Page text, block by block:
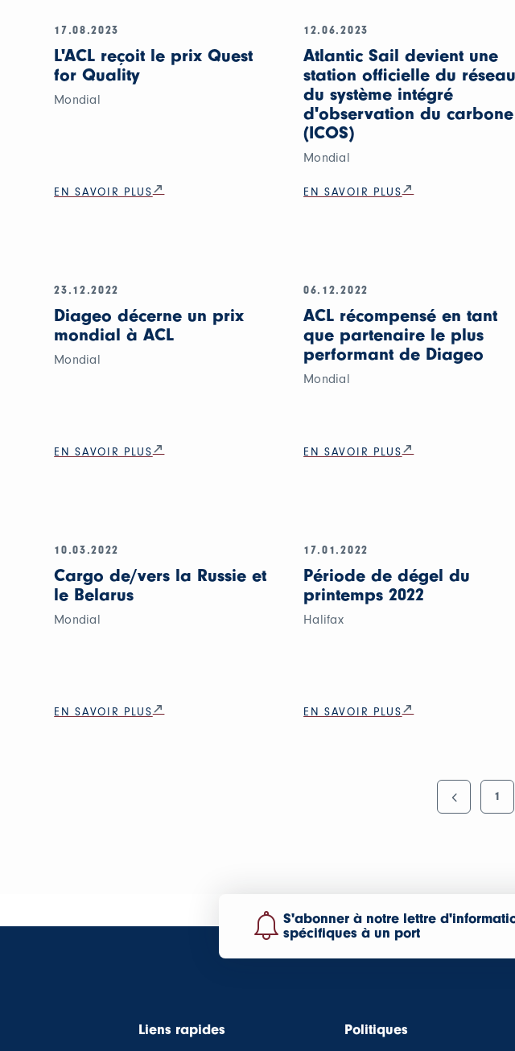
17.08.2023
L'ACL reçoit le prix Quest
for Quality
Mondial
EN SAVOIR PLUS
12.06.2023
Atlantic Sail devient une
station officielle du réseau
du système intégré
d'observation du carbone
(ICOS)
Mondial
EN SAVOIR PLUS
23.12.2022
Diageo décerne un prix
mondial à ACL
Mondial
EN SAVOIR PLUS
06.12.2022
ACL récompensé en tant
que partenaire le plus
performant de Diageo
Mondial
EN SAVOIR PLUS
10.03.2022
Cargo de/vers la Russie et
le Belarus
Mondial
EN SAVOIR PLUS
17.01.2022
Période de dégel du
printemps 2022
Halifax
EN SAVOIR PLUS
1
S'abonner à notre lettre
spécifiques à un port
Liens rapides Politiques